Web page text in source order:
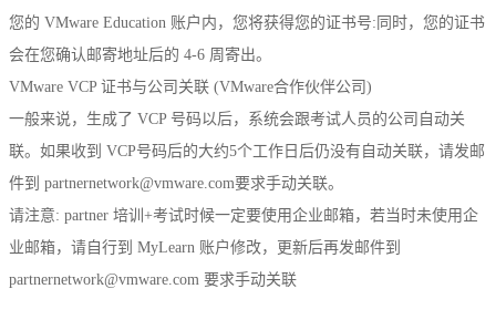
您的 VMware Education 账户内，您将获得您的证书号:同时，您的证书
会在您确认邮寄地址后的 4-6 周寄出。
VMware VCP 证书与公司关联 (VMware合作伙伴公司)
一般来说，生成了 VCP 号码以后，系统会跟考试人员的公司自动关
联。如果收到 VCP号码后的大约5个工作日后仍没有自动关联，请发邮
件到 partnernetwork@vmware.com要求手动关联。
请注意: partner 培训+考试时候一定要使用企业邮箱，若当时未使用企
业邮箱，请自行到 MyLearn 账户修改，更新后再发邮件到
partnernetwork@vmware.com 要求手动关联